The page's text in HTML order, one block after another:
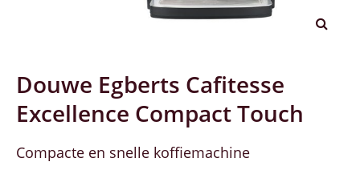
Douwe Egberts Cafitesse
Excellence Compact Touch
Compacte en snelle koffiemachine